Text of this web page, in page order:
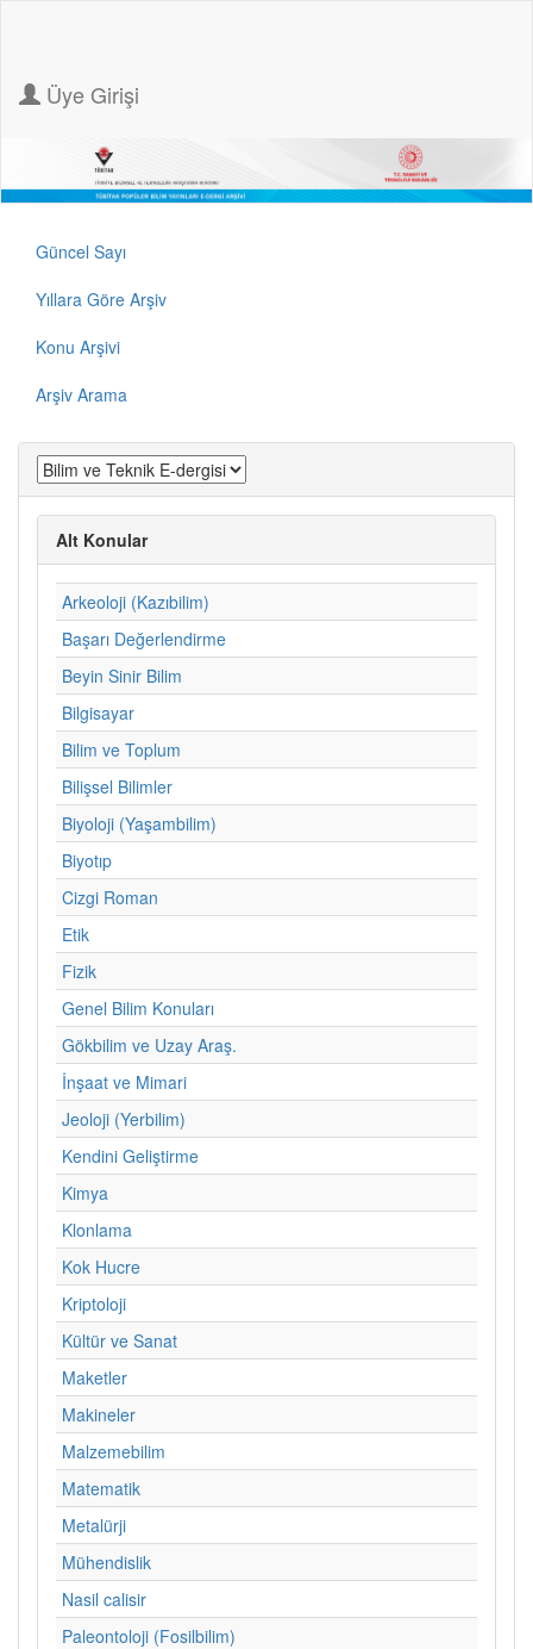
Üye Girişi
Güncel Sayı
Yıllara Göre Arşiv
Konu Arşivi
Arşiv Arama
Alt Konular
Arkeoloji (Kazıbilim)
Başarı Değerlendirme
Beyin Sinir Bilim
Bilgisayar
Bilim ve Toplum
Bilişsel Bilimler
Biyoloji (Yaşambilim)
Biyotıp
Cizgi Roman
Etik
Fizik
Genel Bilim Konuları
Gökbilim ve Uzay Araş.
İnşaat ve Mimari
Jeoloji (Yerbilim)
Kendini Geliştirme
Kimya
Klonlama
Kok Hucre
Kriptoloji
Kültür ve Sanat
Maketler
Makineler
Malzemebilim
Matematik
Metalürji
Mühendislik
Nasil calisir
Paleontoloji (Fosilbilim)